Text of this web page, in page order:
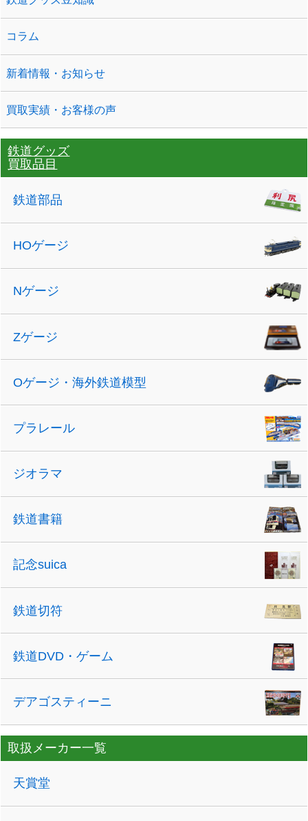
コラム
新着情報・お知らせ
買取実績・お客様の声
鉄道グッズ
買取品目
鉄道部品
HOゲージ
Nゲージ
Zゲージ
Oゲージ・海外鉄道模型
プラレール
ジオラマ
鉄道書籍
記念suica
鉄道切符
鉄道DVD・ゲーム
デアゴスティーニ
取扱メーカー一覧
天賞堂